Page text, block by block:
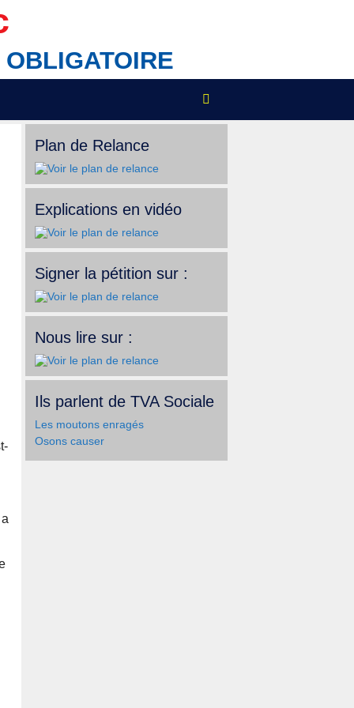
Plan de Relance
Explications en vidéo
Signer la pétition sur :
Nous lire sur :
Ils parlent de TVA Sociale
Les moutons enragés
Osons causer